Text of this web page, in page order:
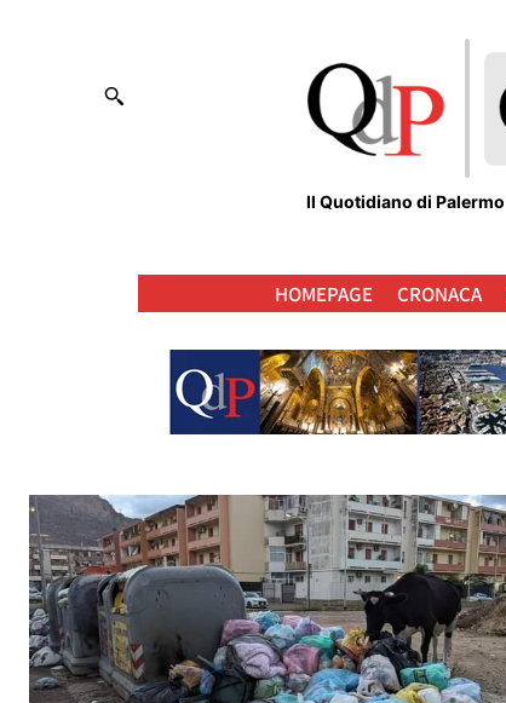
Il Quotidiano di Palermo
HOMEPAGE CRONACA